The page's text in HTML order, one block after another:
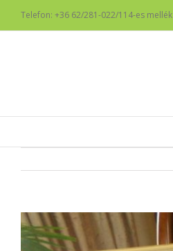
Telefon: +36 62/281-022/114-es mellék
View
Larger
Image